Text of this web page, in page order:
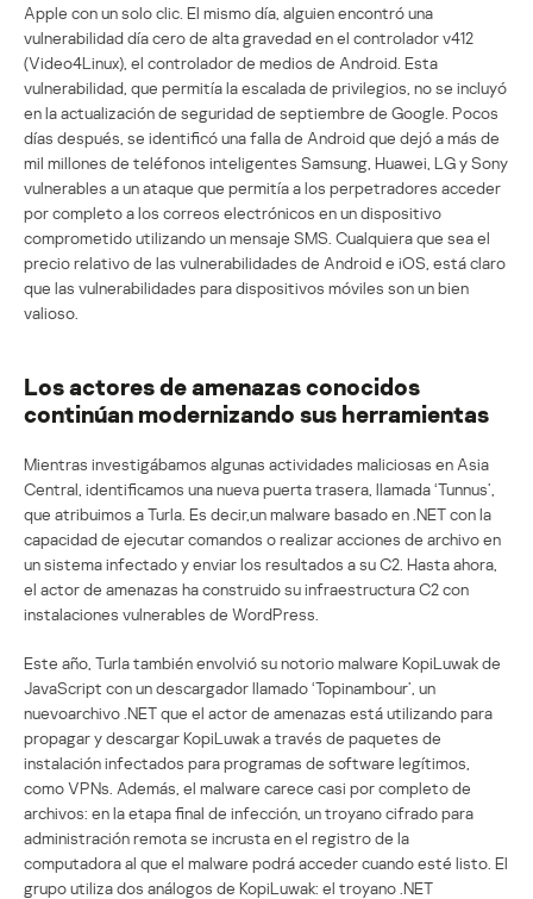
Apple con un solo clic. El mismo día, alguien encontró una
vulnerabilidad día cero de alta gravedad en el controlador v412
(Video4Linux), el controlador de medios de Android. Esta
vulnerabilidad, que permitía la escalada de privilegios, no se incluyó
en la actualización de seguridad de septiembre de Google. Pocos
días después, se identificó una falla de Android que dejó a más de
mil millones de teléfonos inteligentes Samsung, Huawei, LG y Sony
vulnerables a un ataque que permitía a los perpetradores acceder
por completo a los correos electrónicos en un dispositivo
comprometido utilizando un mensaje SMS. Cualquiera que sea el
precio relativo de las vulnerabilidades de Android e iOS, está claro
que las vulnerabilidades para dispositivos móviles son un bien
valioso.
Los actores de amenazas conocidos
continúan modernizando sus herramientas
Mientras investigábamos algunas actividades maliciosas en Asia
Central, identificamos una nueva puerta trasera, llamada ‘Tunnus’,
que atribuimos a Turla. Es decir,un malware basado en .NET con la
capacidad de ejecutar comandos o realizar acciones de archivo en
un sistema infectado y enviar los resultados a su C2. Hasta ahora,
el actor de amenazas ha construido su infraestructura C2 con
instalaciones vulnerables de WordPress.
Este año, Turla también envolvió su notorio malware KopiLuwak de
JavaScript con un descargador llamado ‘Topinambour’, un
nuevoarchivo .NET que el actor de amenazas está utilizando para
propagar y descargar KopiLuwak a través de paquetes de
instalación infectados para programas de software legítimos,
como VPNs. Además, el malware carece casi por completo de
archivos: en la etapa final de infección, un troyano cifrado para
administración remota se incrusta en el registro de la
computadora al que el malware podrá acceder cuando esté listo. El
grupo utiliza dos análogos de KopiLuwak: el troyano .NET